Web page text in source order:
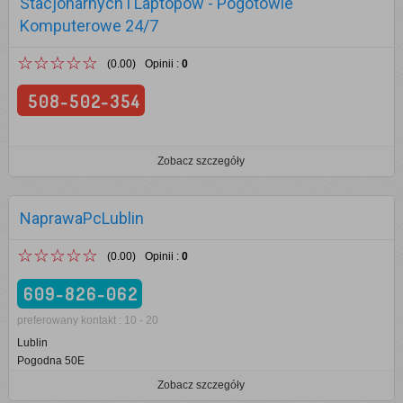
Komputerowe 24/7
☆☆☆☆☆ (0.00) Opinii : 0
508-502-354
Zobacz szczegóły
NaprawaPcLublin
☆☆☆☆☆ (0.00) Opinii : 0
609-826-062
preferowany kontakt : 10 - 20
Lublin
Pogodna 50E
Zobacz szczegóły